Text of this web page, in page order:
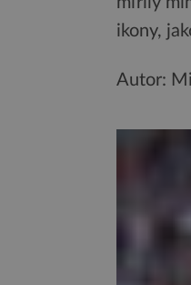
ikony,
Autor: